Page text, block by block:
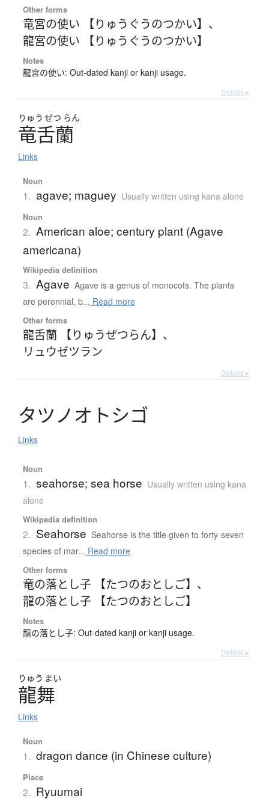
Other forms
竜宮の使い 【りゅうぐうのつかい】 、
龍宮の使い 【りゅうぐうのつかい】
Notes
龍宮の使い: Out-dated kanji or kanji usage.
Details ▸
りゅう ぜつ らん
竜舌蘭
Links
Noun
1. agave; maguey Usually written using kana alone
Noun
2. American aloe; century plant (Agave
americana)
Wikipedia definition
3. Agave Agave is a genus of monocots. The plants
are perennial, b... Read more
Other forms
龍舌蘭 【りゅうぜつらん】 、
リュウゼツラン
Details ▸
タツノ オ トシゴ
Links
Noun
1. seahorse; sea horse Usually written using kana
alone
Wikipedia definition
2. Seahorse Seahorse is the title given to forty-seven
species of mar... Read more
Other forms
竜の落とし子 【たつのおとしご】 、
龍の落とし子 【たつのおとしご】
Notes
龍の落とし子: Out-dated kanji or kanji usage.
Details ▸
りゅう まい
龍舞
Links
Noun
1. dragon dance (in Chinese culture)
Place
2. Ryuumai